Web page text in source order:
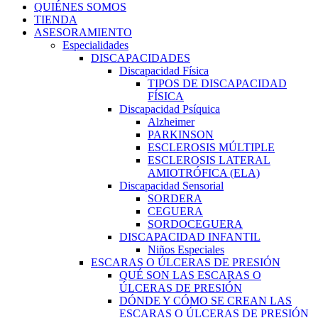
QUIÉNES SOMOS
TIENDA
ASESORAMIENTO
Especialidades
DISCAPACIDADES
Discapacidad Física
TIPOS DE DISCAPACIDAD
FÍSICA
Discapacidad Psíquica
Alzheimer
PARKINSON
ESCLEROSIS MÚLTIPLE
ESCLEROSIS LATERAL
AMIOTRÓFICA (ELA)
Discapacidad Sensorial
SORDERA
CEGUERA
SORDOCEGUERA
DISCAPACIDAD INFANTIL
Niños Especiales
ESCARAS O ÚLCERAS DE PRESIÓN
QUÉ SON LAS ESCARAS O
ÚLCERAS DE PRESIÓN
DÓNDE Y CÓMO SE CREAN LAS
ESCARAS O ÚLCERAS DE PRESIÓN